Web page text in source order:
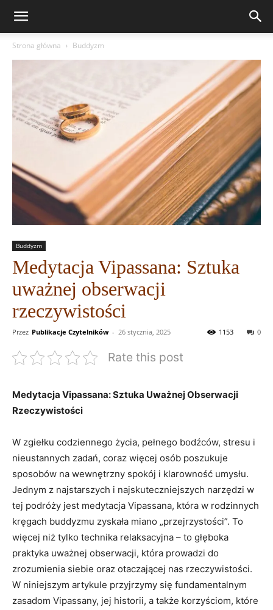
Strona główna Buddyzm
Buddyzm
Medytacja Vipassana: Sztuka
uważnej obserwacji
rzeczywistości
Przez Publikacje Czytelników - 26 stycznia, 2025 0
1153
Rate this post
Medytacja Vipassana: ‌Sztuka Uważnej Obserwacji
Rzeczywistości
W ⁢zgiełku codziennego ⁤życia, pełnego bodźców, ⁢stresu ⁣i
nieustannych zadań, coraz więcej ​osób⁤ poszukuje
sposobów na ⁣wewnętrzny spokój i ​klarowność umysłu.
Jednym z najstarszych i najskuteczniejszych narzędzi w
tej podróży​ jest medytacja Vipassana, która ‍w rodzinnych
​kręgach buddyzmu zyskała⁤ miano „przejrzystości”. To
więcej niż tylko technika relaksacyjna – to głęboka
praktyka uważnej obserwacji, która prowadzi⁤ do
zrozumienia siebie ⁤oraz otaczającej nas rzeczywistości.
W niniejszym artykule przyjrzymy się fundamentalnym
zasadom Vipassany,‌ jej historii, a‍ także korzyściom, które